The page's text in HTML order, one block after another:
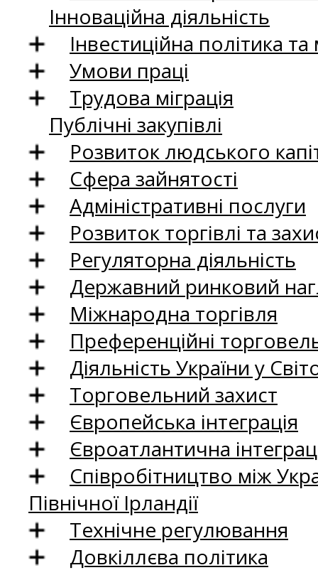
Інноваційна діяльність
Інвестиційна політика
Умови праці
Трудова міграція
Публічні закупівлі
Розвиток людського
Сфера зайнятості
Адміністративні послуги
Розвиток торгівлі та
Регуляторна діяльність
Державний ринковий
Міжнародна торгівля
Преференційні
Діяльність України у
Торговельний захист
Європейська інтеграція
Євроатлантична
Співробітництво між
Північної Ірландії
Технічне регулювання
Довкіллєва політика